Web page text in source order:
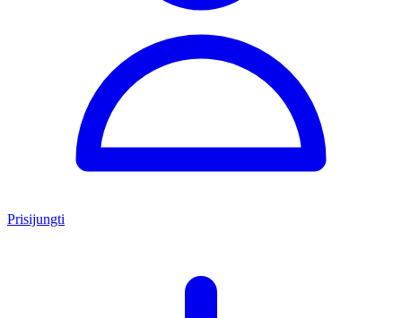
Prisijungti